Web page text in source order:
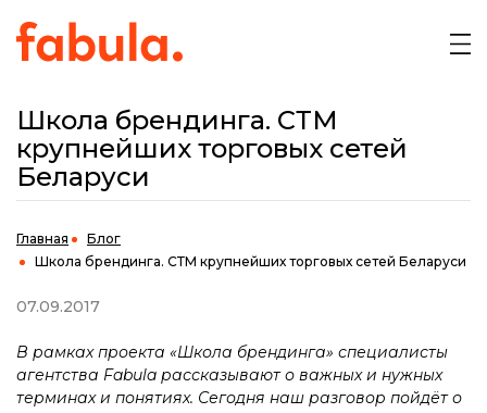
Школа брендинга. СТМ
крупнейших торговых сетей
Беларуси
Главная
Блог
Школа брендинга. СТМ крупнейших торговых сетей Беларуси
07.09.2017
В рамках проекта «Школа брендинга» специалисты
агентства Fabula рассказывают о важных и нужных
терминах и понятиях. Сегодня наш разговор пойдёт о